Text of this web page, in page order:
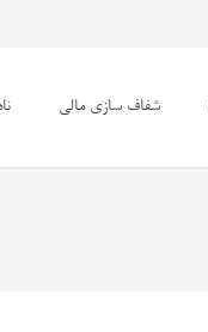
شفاف سازی مالی